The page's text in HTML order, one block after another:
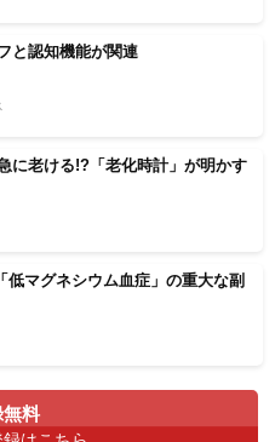
と認知機能が関連
に老ける!?「老化時計」が明かす
低マグネシウム血症」の重大な副
料